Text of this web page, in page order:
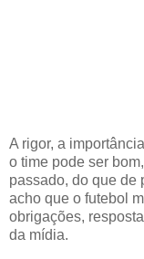
A rigor, a
o time pode ser
passado, do que de
acho que o futebol
obrigações,
da mídia.